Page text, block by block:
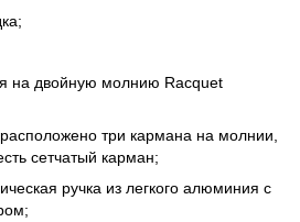
на двойную молнию Racquet
три кармана на молнии,
сетчатый карман;
ручка из легкого алюминия с